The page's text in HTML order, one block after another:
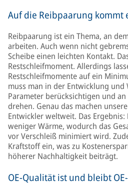
Auf die Reibpaarung kommt
Reibpaarung ist ein Thema, an
arbeiten. Auch wenn nicht
Scheibe einen leichten Kontakt.
Restschleifmoment. Allerdings
Restschleifmomente auf ein
muss man in der Entwicklung
Parameter berücksichtigen und
drehen. Genau das machen
Entwickler weltweit. Das
weniger Wärme, wodurch das
vor Verschleiß minimiert wird.
Kraftstoff ein, was zu
höherer Nachhaltigkeit beiträgt.
OE-Qualität ist und bleibt